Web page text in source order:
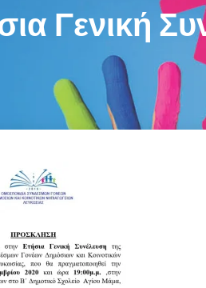
Γενική